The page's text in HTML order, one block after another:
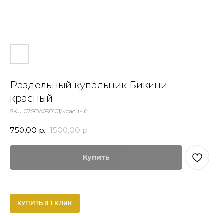
Раздельный купальник Бикини
красный
SKU: 07SOA090101/красный
750,00 р. 1500,00 р.
Купить
КУПИТЬ В 1 КЛИК